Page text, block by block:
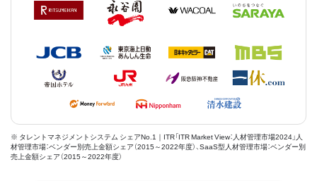
※ タレントマネジメントシステム シェアNo.1｜ITR「ITR Market View：人材管理市場2024」人
材管理市場：ベンダー別売上金額シェア（2015～2022年度）、SaaS型人材管理市場：ベンダー別
売上金額シェア（2015～2022年度）